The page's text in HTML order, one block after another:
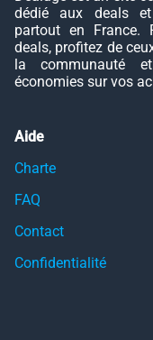
dédié aux deals
partout en France.
deals, profitez de
la communauté
économies sur vos
Aide
Charte
FAQ
Contact
Confidentialité